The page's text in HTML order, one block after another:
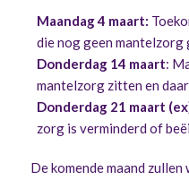
Maandag 4 maart:
die nog geen mantelzorg
Donderdag 14 maart:
mantelzorg zitten en
Donderdag 21 maart
zorg is verminderd of
De komende maand